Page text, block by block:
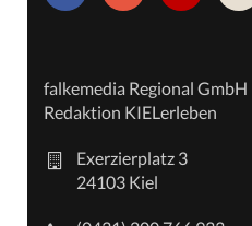
falkemedia Regional GmbH
Redaktion KIELerleben
Exerzierplatz 3
24103 Kiel